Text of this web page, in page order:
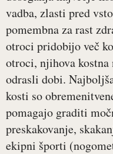
vadba, zlasti pred
pomembna za rast
otroci pridobijo več
otroci, njihova kostna
odrasli dobi.
kosti so
pomagajo graditi
preskakovanje,
ekipni športi